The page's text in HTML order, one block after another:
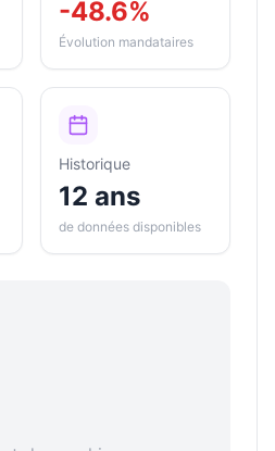
-48.6%
Évolution mandataires
Historique
12 ans
de données disponibles